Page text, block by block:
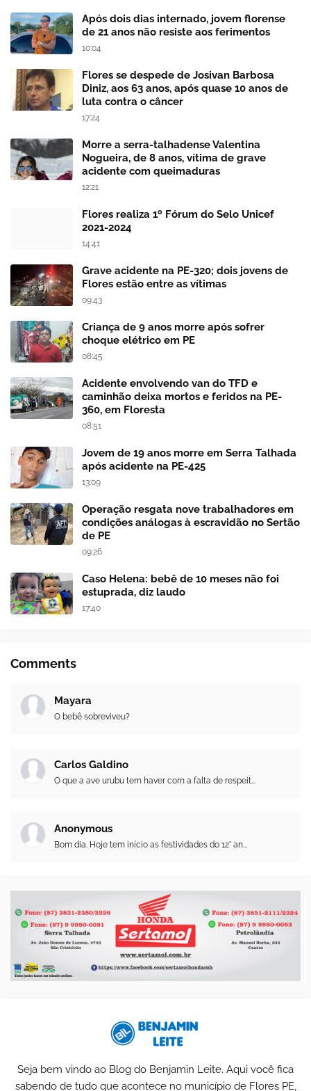
Após dois dias internado, jovem florense
de 21 anos não resiste aos ferimentos
10:04
Flores se despede de Josivan Barbosa
Diniz, aos 63 anos, após quase 10 anos de
luta contra o câncer
17:24
Morre a serra-talhadense Valentina
Nogueira, de 8 anos, vítima de grave
acidente com queimaduras
12:21
Flores realiza 1º Fórum do Selo Unicef
2021-2024
14:41
Grave acidente na PE-320; dois jovens de
Flores estão entre as vítimas
09:43
Criança de 9 anos morre após sofrer
choque elétrico em PE
08:45
Acidente envolvendo van do TFD e
caminhão deixa mortos e feridos na PE-
360, em Floresta
08:51
Jovem de 19 anos morre em Serra Talhada
após acidente na PE-425
13:09
Operação resgata nove trabalhadores em
condições análogas à escravidão no Sertão
de PE
09:26
Caso Helena: bebê de 10 meses não foi
estuprada, diz laudo
17:40
Comments
Mayara
O bebê sobreviveu?
Carlos Galdino
O que a ave urubu tem haver com a falta de respeit...
Anonymous
Bom dia. Hoje tem início as festividades do 12° an...
Seja bem vindo ao Blog do Benjamin Leite. Aqui você fica
sabendo de tudo que acontece no município de Flores PE,